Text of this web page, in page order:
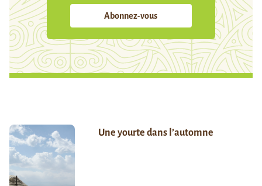
Abonnez-vous
Une yourte dans l’automne